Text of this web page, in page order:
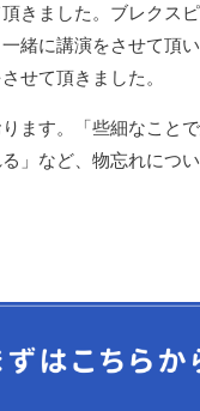
ました。ブレクスピ
緒に講演をさせて
て頂きました。
ます。「些細なこと
」など、物忘れにつ